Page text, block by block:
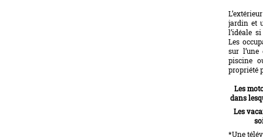
jardin et
l’idéale
Les
sur
piscine
propriété
Les
dans
Les
*Une